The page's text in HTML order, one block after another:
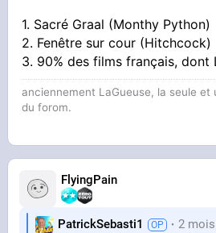
1. Sacré Graal (Monthy Python)
2. Fenêtre sur cour (Hitchcock)
3. 90% des films français, dont
anciennement LaGueuse, la seule et
du forom.
FlyingPain
PatrickSebasti1 2 mois